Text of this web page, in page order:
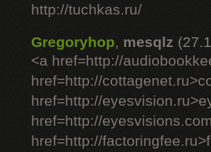
http://tuchkas.ru/
Gregoryhop, mesqlz
<a href=http://
href=http://
href=http://
href=http://
href=http://